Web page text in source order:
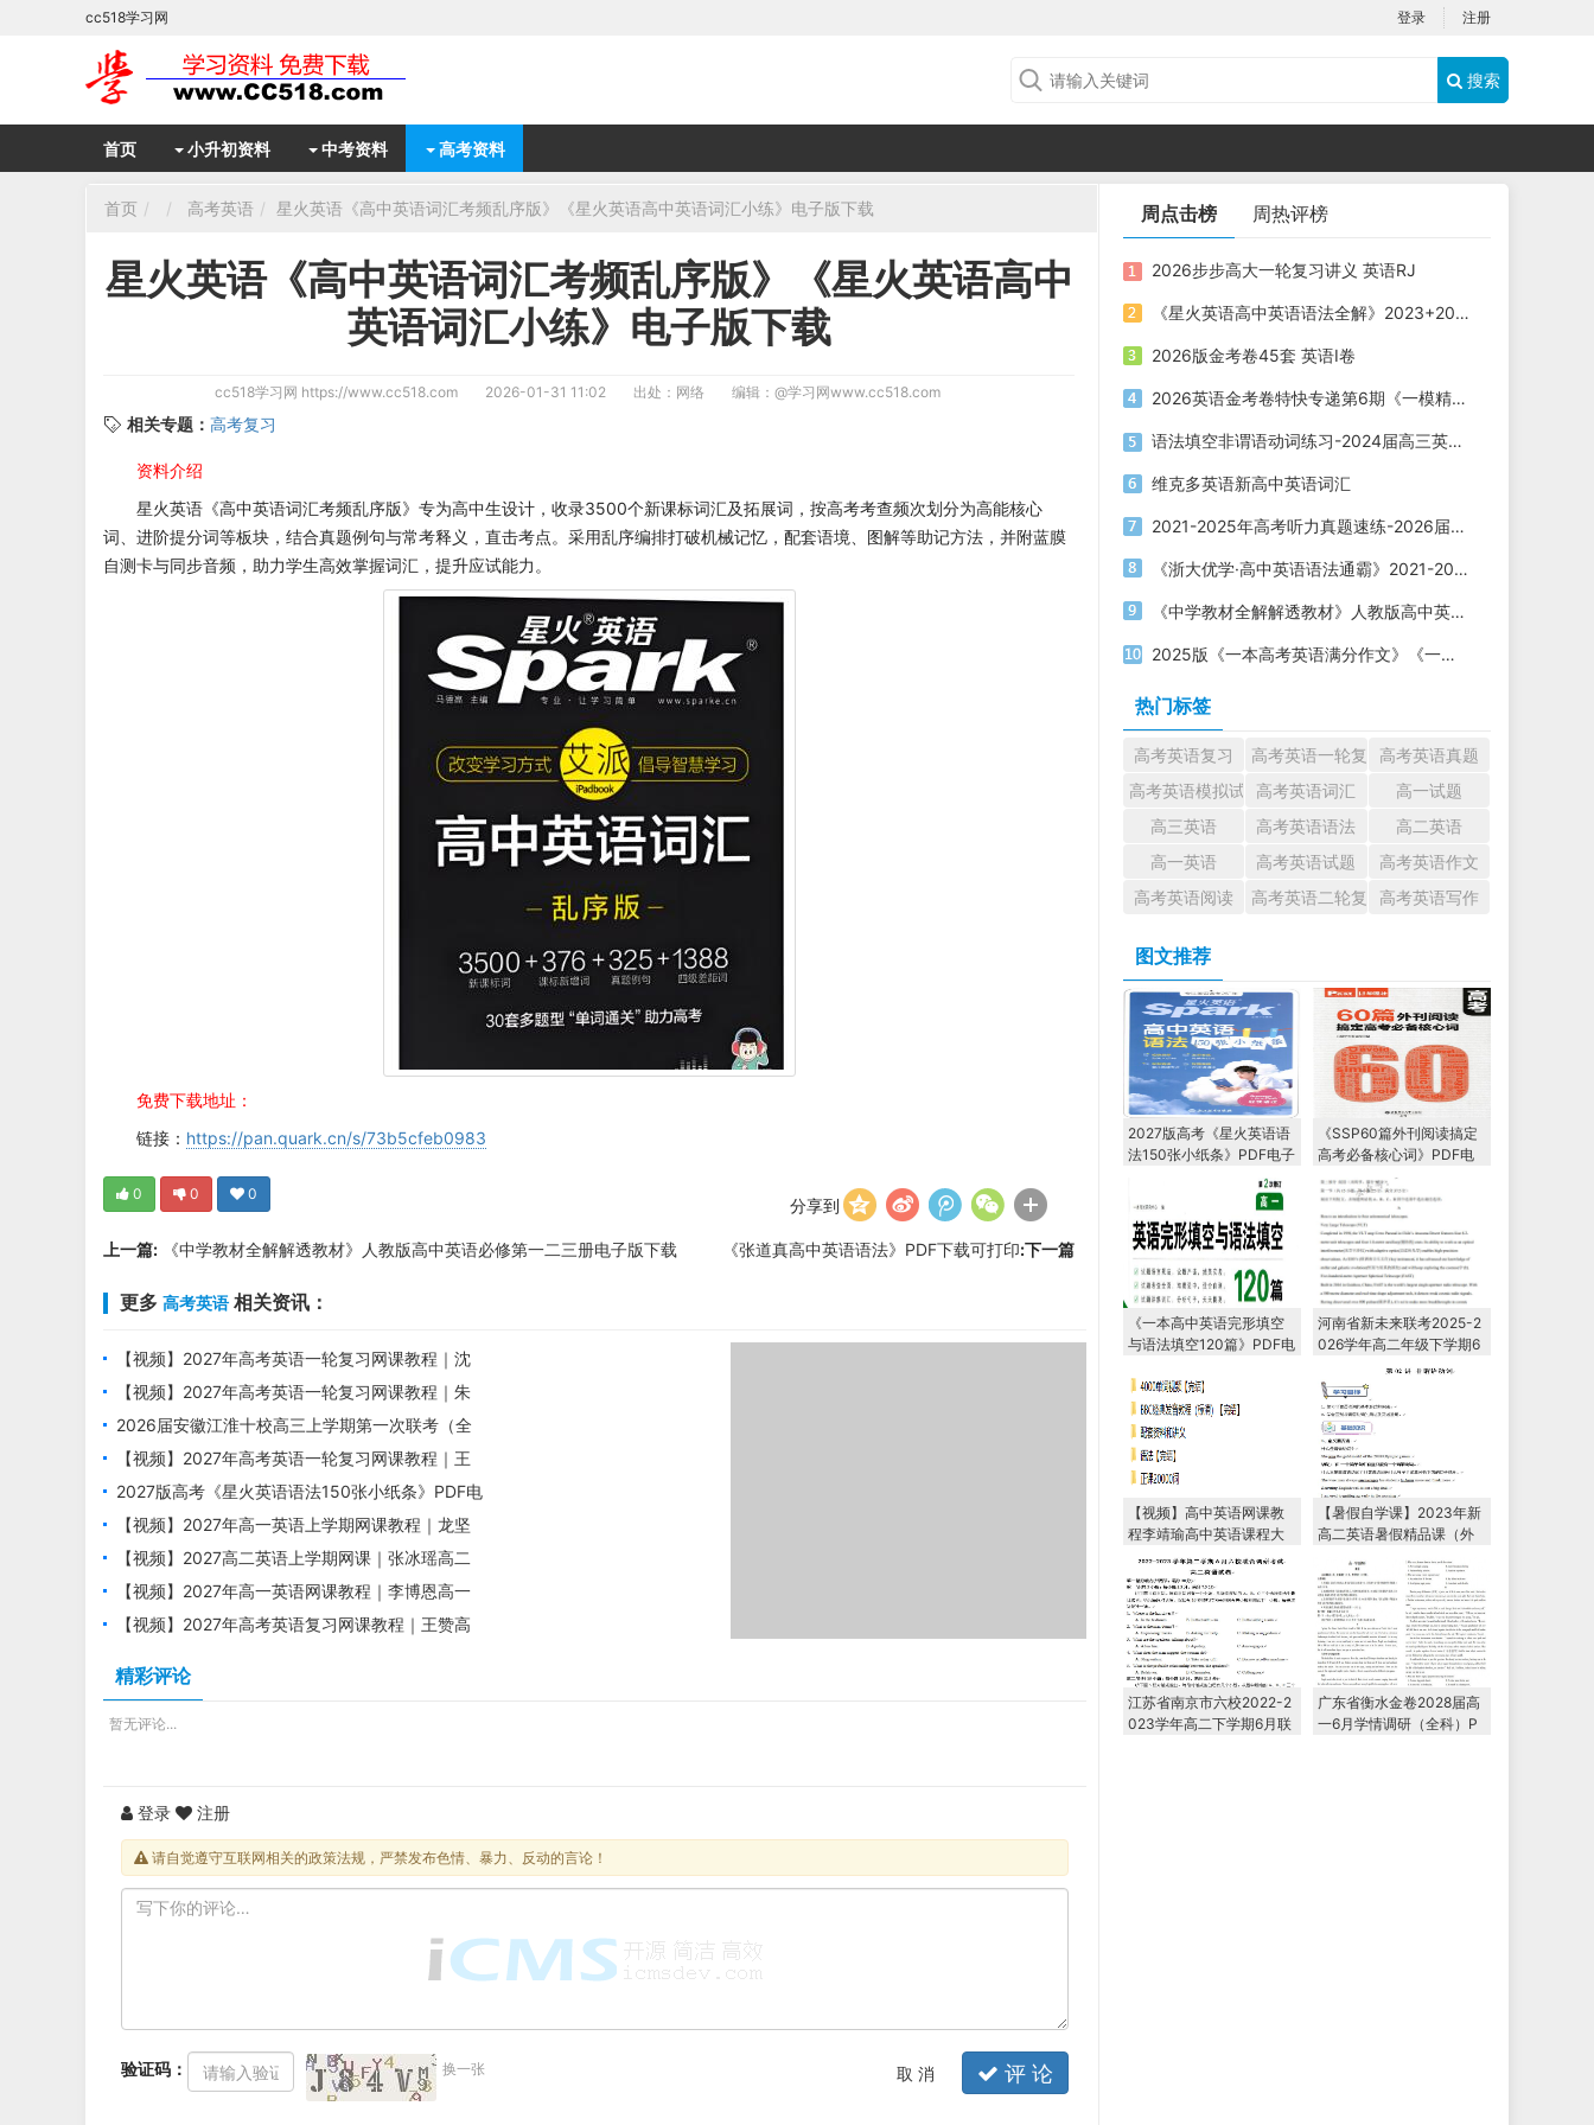
cc518学习网 登录 注册
搜索
首页 小升初资料 中考资料 高考资料
首页 高考英语 星火英语《高中英语词汇考频乱序版》《星火英语高中英语词汇小练》电子版下载
星火英语《高中英语词汇考频乱序版》《星火英语高中
英语词汇小练》电子版下载
cc518学习网 https://www.cc518.com 2026-01-31 11:02 出处：网络 编辑： @学习网www.cc518.com
相关专题： 高考复习
资料介绍
星火英语《高中英语词汇考频乱序版》专为高中生设计，收录3500个新课标词汇及拓展词，按高考考查频次划分为高能核心
词、进阶提分词等板块，结合真题例句与常考释义，直击考点。采用乱序编排打破机械记忆，配套语境、图解等助记方法，并附蓝膜
自测卡与同步音频，助力学生高效掌握词汇，提升应试能力。
免费下载地址：
链接： https://pan.quark.cn/s/73b5cfeb0983
分享到
0 0 0
上一篇: 《中学教材全解解透教材》人教版高中英语必修第一二三册电子版下载 《张道真高中英语语法》PDF下载可打印:下一篇
更多 高考英语相关资讯：
【视频】2027年高考英语一轮复习网课教程｜沈
嘉柯高三英语上学期暑假班视频教程
【视频】2027年高考英语一轮复习网课教程｜朱
汉祺高三英语上学期暑假班视频教程
2026届安徽江淮十校高三上学期第一次联考（全
科）
【视频】2027年高考英语一轮复习网课教程｜王
双林高三英语上学期暑假班视频教程
2027版高考《星火英语语法150张小纸条》PDF电
子版下载
【视频】2027年高一英语上学期网课教程｜龙坚
高一英语暑假班视频教程
【视频】2027高二英语上学期网课｜张冰瑶高二
英语暑假班视频教程
【视频】2027年高一英语网课教程｜李博恩高一
英语s上学期暑假班视频教程
【视频】2027年高考英语复习网课教程｜王赞高
精彩评论
暂无评论...
登录 注册
请自觉遵守互联网相关的政策法规，严禁发布色情、暴力、反动的言论！
验证码： 换一张 评 论
取 消
周点击榜 周热评榜
2026步步高大一轮复习讲义 英语RJ
《星火英语高中英语语法全解》2023+2025版 电子版下载打印
2026版金考卷45套 英语I卷
2026英语金考卷特快专递第6期《一模精选卷》PDF电子版下载
语法填空非谓语动词练习-2024届高三英语二轮复习
维克多英语新高中英语词汇
2021-2025年高考听力真题速练-2026届高考英语专题复习
《浙大优学·高中英语语法通霸》2021-2025版 电子版打印下载
《中学教材全解解透教材》人教版高中英语必修第一二三册电子版下载
2025版《一本高考英语满分作文》《一本高考英语写作满分素材》电子版下载打印
热门标签
高考英语复习 高考英语一轮复习高考英语真题
高考英语模拟试题高考英语词汇
高一试题
高三英语
高考英语语法
高二英语
高一英语
高考英语试题
高考英语作文
高考英语阅读
高考英语二轮复习高考英语写作
图文推荐
2027版高考《星火英语语
法150张小纸条》PDF电子
《SSP60篇外刊阅读搞定
高考必备核心词》PDF电
子版下载
《一本高中英语完形填空
与语法填空120篇》PDF电
河南省新未来联考2025-2
026学年高二年级下学期6
【视频】高中英语网课教
程李靖瑜高中英语课程大
全教学视频
【暑假自学课】2023年新
高二英语暑假精品课（外
江苏省南京市六校2022-2
023学年高二下学期6月联
广东省衡水金卷2028届高
一6月学情调研（全科）P